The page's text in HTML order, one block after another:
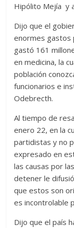
Hipólito Mejía y
Dijo que el
enormes gastos
gastó 161
en medicina, la
población
funcionarios e
Odebrecth.
Al tiempo de
enero 22, en la
partidistas y no
expresado en
las causas por
detener le
que estos son
es incontrolable
Dijo que el país